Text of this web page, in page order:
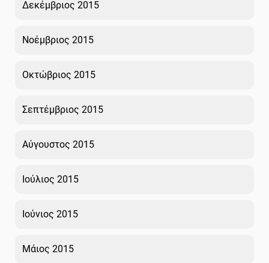
Δεκέμβριος 2015
Νοέμβριος 2015
Οκτώβριος 2015
Σεπτέμβριος 2015
Αύγουστος 2015
Ιούλιος 2015
Ιούνιος 2015
Μάιος 2015